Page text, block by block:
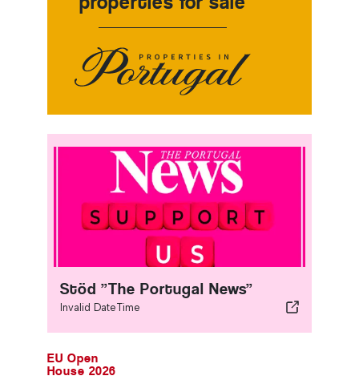
Stöd ”The Portugal News”
Invalid DateTime
EU Open
House 2026